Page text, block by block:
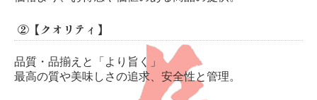
②【クオリティ】
品質・品揃えと「より旨く」
最高の質や美味しさの追求、安全性と管理。